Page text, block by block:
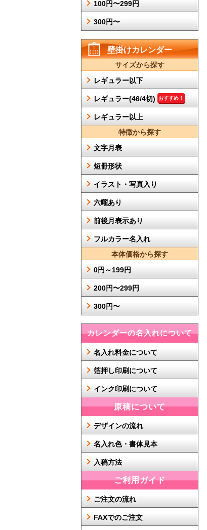
100円〜299円
300円〜
壁掛けカレンダー
サイズから探す
レギュラー以下
レギュラー(46/4切) おすすめ！
レギュラー以上
特徴から探す
文字月表
短冊形状
イラスト・写真入り
六曜あり
前後月表示あり
フルカラー名入れ
本体価格から探す
0円～199円
200円〜299円
300円〜
カレンダーの名入れについて
名入れ料金について
箔押し印刷について
インク印刷について
原稿について
デザインの流れ
名入れ色・書体見本
入稿方法
ご利用ガイド
ご注文の流れ
FAXでのご注文